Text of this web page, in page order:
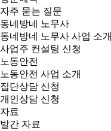
자주 묻는 질문
동네방네 노무사
동네방네 노무사 사업 소개
사업주 컨설팅 신청
노동안전
노동안전 사업 소개
집단상담 신청
개인상담 신청
자료
발간 자료